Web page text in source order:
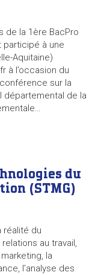
de la 1ère BacPro
participé à une
Aquitaine)
à l’occasion du
sur la
départemental de la
du
(STMG)
réalité du
au travail,
la
l’analyse des